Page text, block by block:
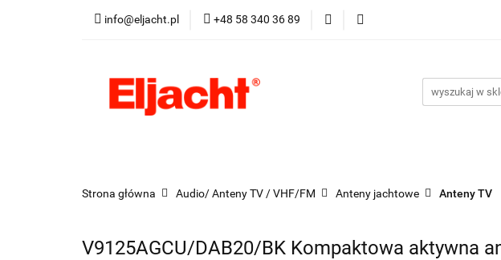
info@eljacht.pl +48 58 340 36 89
Kategorie Promocje
Strona główna Audio/ Anteny TV / VHF/FM Anteny jachtowe Anteny TV
V9125AGCU/DAB20/BK Kompaktowa aktywna